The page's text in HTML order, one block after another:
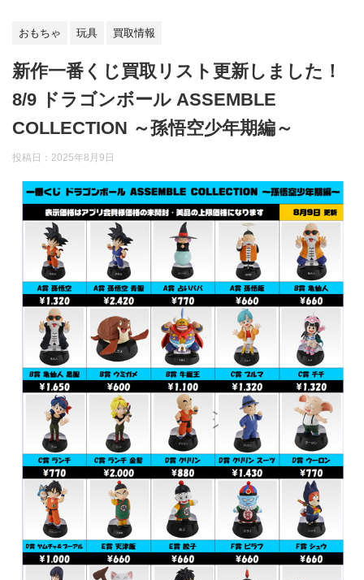
おもちゃ 玩具 買取情報
新作一番くじ買取リスト更新しました！
8/9 ドラゴンボール ASSEMBLE
COLLECTION ～孫悟空少年期編～
投稿日： 2025年8月9日